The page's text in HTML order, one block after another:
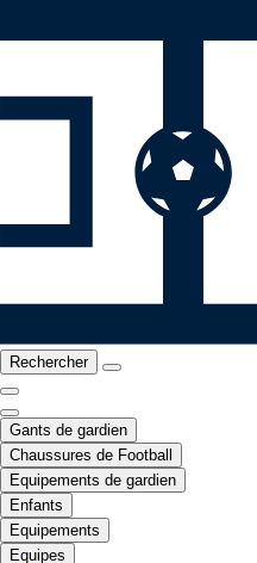
Rechercher
Gants de gardien
Chaussures de Football
Equipements de gardien
Enfants
Equipements
Equipes